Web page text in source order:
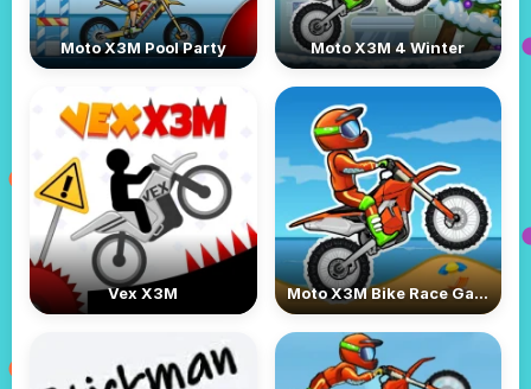
Moto X3M Pool Party Moto X3M 4 Winter
Vex X3M Moto X3M Bike Race Game